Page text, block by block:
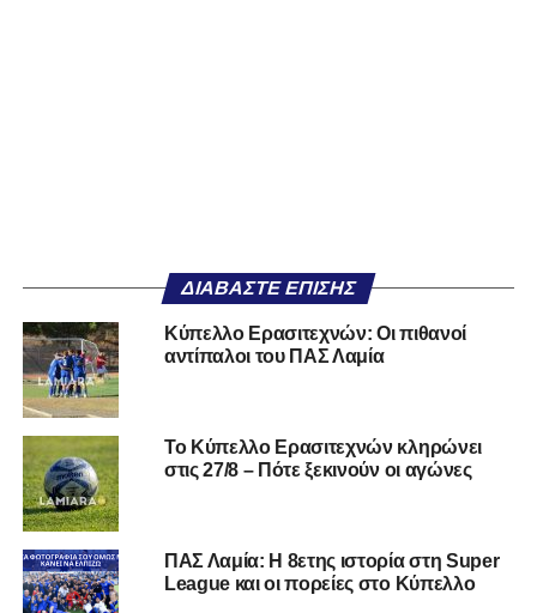
ΔΙΑΒΆΣΤΕ ΕΠΊΣΗΣ
Κύπελλο Ερασιτεχνών: Οι πιθανοί
αντίπαλοι του ΠΑΣ Λαμία
Το Κύπελλο Ερασιτεχνών κληρώνει
στις 27/8 – Πότε ξεκινούν οι αγώνες
ΠΑΣ Λαμία: Η 8ετης ιστορία στη Super
League και οι πορείες στο Κύπελλο